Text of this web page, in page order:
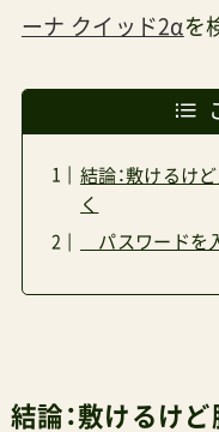
ーナ クイッド2αを
結論：敷けるけ
く
パスワードを
結論：敷けるけ